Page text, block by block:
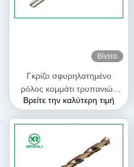
Βίντεο
Γκρίζο σφυρηλατημένο
ρόλος κομμάτι τρυπανιών
πριονιών τρυπών, ευθέα
καρφιών που σφραγίζει το
Βρείτε την καλύτερη τιμή